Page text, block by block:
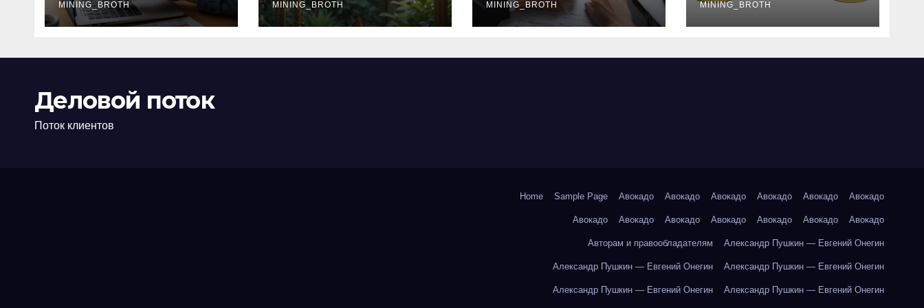
офис: порядок,
требования и
MINING_BROTH
колокольчиков
MINING_BROTH
ставки и
требования к
MINING_BROTH
руководство
MINING_BROTH
Деловой поток
Поток клиентов
Home Sample Page Авокадо Авокадо Авокадо Авокадо Авокадо Авокадо
Авокадо Авокадо Авокадо Авокадо Авокадо Авокадо Авокадо
Авторам и правообладателям Александр Пушкин — Евгений Онегин
Александр Пушкин — Евгений Онегин Александр Пушкин — Евгений Онегин
Александр Пушкин — Евгений Онегин Александр Пушкин — Евгений Онегин